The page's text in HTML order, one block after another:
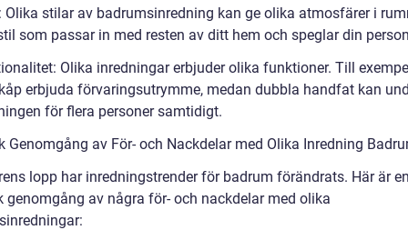
Olika stilar av badrumsinredning kan ge olika atmosfärer i
som passar in med resten av ditt hem och speglar din
Olika inredningar erbjuder olika funktioner. Till
erbjuda förvaringsutrymme, medan dubbla handfat kan
för flera personer samtidigt.
Genomgång av För- och Nackdelar med Olika Inredning
lopp har inredningstrender för badrum förändrats. Här är
genomgång av några för- och nackdelar med olika